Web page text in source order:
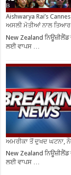
Aishwarya Rai’s
ਅਸਲੀ ਮੋਤੀਆਂ ਨਾਲ
New Zealand
ਲਈ ਵਾਪਸ …
ਅਮਰੀਕਾ ਤੋਂ ਦੁਖਦ ਘਟਨਾ,
New Zealand
ਲਈ ਵਾਪਸ …